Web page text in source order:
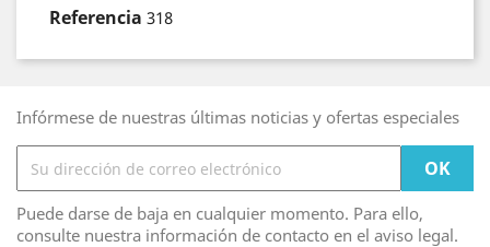
Referencia 318
Infórmese de nuestras últimas noticias y ofertas especiales
Puede darse de baja en cualquier momento. Para ello,
consulte nuestra información de contacto en el aviso legal.